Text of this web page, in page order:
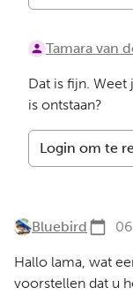
Tamara van
Dat is fijn.
is ontstaan?
Login om te
Bluebird
Hallo lama, wat
voorstellen dat u